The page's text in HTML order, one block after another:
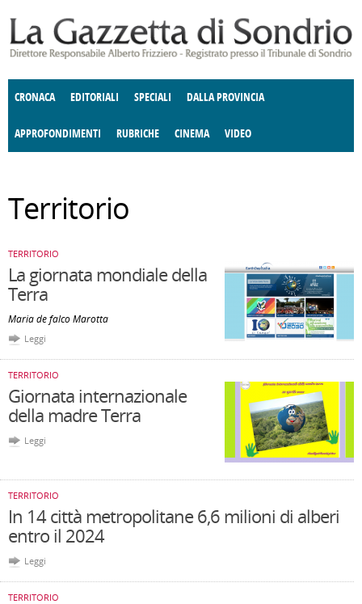
CRONACA EDITORIALI SPECIALI DALLA PROVINCIA
APPROFONDIMENTI
CULTURA E SPETTACOLI
RUBRICHE
DELLE IDEE FATTI DELLO SPIRITO
CINEMA VIDEO
Territorio
TERRITORIO
La giornata mondiale della
Terra
Maria de falco Marotta
Leggi
TERRITORIO
Giornata internazionale
della madre Terra
Leggi
TERRITORIO
In 14 città metropolitane 6,6 milioni di alberi
entro il 2024
Leggi
TERRITORIO